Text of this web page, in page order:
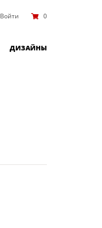
Войти 0
ДИЗАЙНЫ